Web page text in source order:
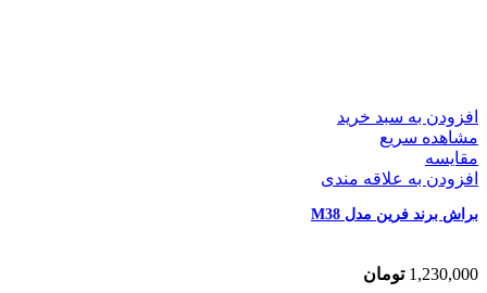
افزودن به سبد خرید
مشاهده سریع
مقایسه
افزودن به علاقه مندی
براش برند فرین مدل M38
1,230,000 تومان